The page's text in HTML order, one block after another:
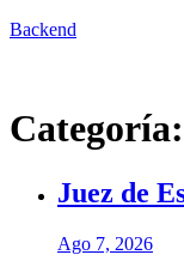
Backend
Categoría:
Juez de
Ago 7, 2026